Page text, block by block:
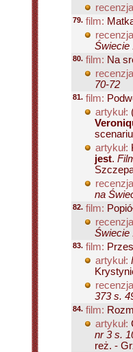
79. film:
Świecie
80. film: Na
70-72
81. film:
artykuł:
artykuł:
jest.
na
82. film:
Świecie
83. film:
artykuł:
373 s.
84. film:
artykuł:
nr 3 s.
reż. -